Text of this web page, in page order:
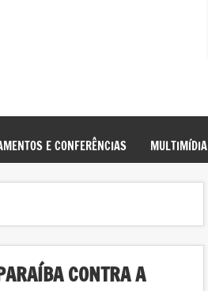
E CONFERÊNCIAS MULTIMÍDIA
CONTRA A